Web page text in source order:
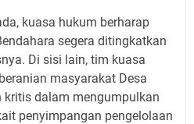
kuasa hukum berharap
segera ditingkatkan
Di sisi lain, tim kuasa
masyarakat Desa
dalam mengumpulkan
penyimpangan pengelolaan